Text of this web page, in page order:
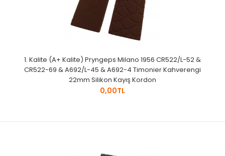
1. Kalite (A+ Kalite) Pryngeps Milano 1956 CR522/L-52 &
CR522-69 & A692/L-45 & A692-4 Timonier Kahverengi
22mm Silikon Kayış Kordon
0,00TL